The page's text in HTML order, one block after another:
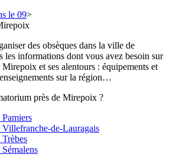
le 09
des obsèques dans la ville de
informations dont vous avez besoin sur
et ses alentours : équipements et
sur la région…
près de Mirepoix ?
de-Lauragais